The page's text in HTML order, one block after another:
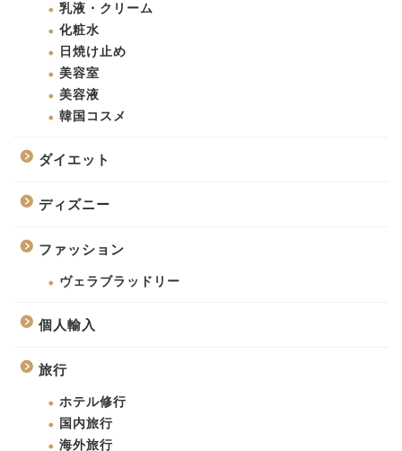
乳液・クリーム
化粧水
日焼け止め
美容室
美容液
韓国コスメ
ダイエット
ディズニー
ファッション
ヴェラブラッドリー
個人輸入
旅行
ホテル修行
国内旅行
海外旅行